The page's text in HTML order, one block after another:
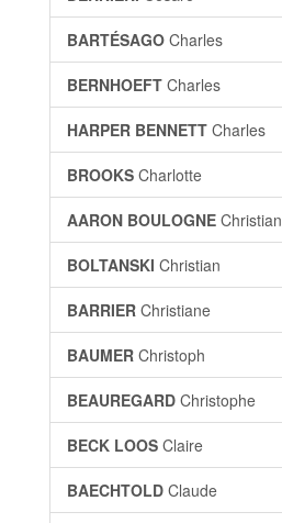
BARTÉSAGO Charles
BERNHOEFT Charles
HARPER BENNETT Charles
BROOKS Charlotte
AARON BOULOGNE Christian
BOLTANSKI Christian
BARRIER Christiane
BAUMER Christoph
BEAUREGARD Christophe
BECK LOOS Claire
BAECHTOLD Claude